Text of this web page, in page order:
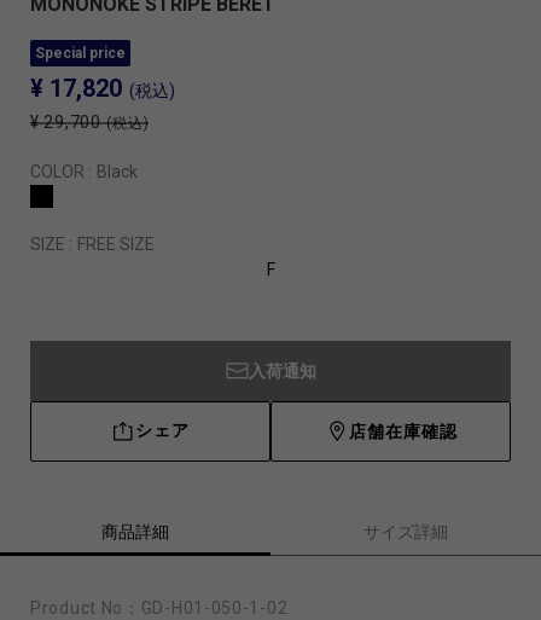
Special price
¥ 17,820 (税込)
¥ 29,700 (税込)
COLOR : Black
SIZE : FREE SIZE
F
入荷通知
シェア 店舗在庫確認
商品詳細 サイズ詳細
Product No： GD-H01-050-1-02